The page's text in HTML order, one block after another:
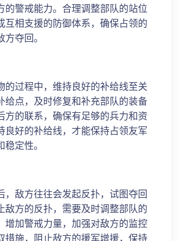
的警戒能力。合理调整部队的站位
互相支援的防御体系，确保占领的
夺回。
的过程中，维持良好的补给线至关
给点，及时修复和补充部队的装备
方的联系，确保有足够的兵力和资
良好的补给线，才能保持占领友军
定性。
，敌方往往会发起反扑，试图夺回
敌方的反扑，需要及时调整部队的
增加警戒力量，加强对敌方的监控
措施，阻止敌方的援军增援，保持